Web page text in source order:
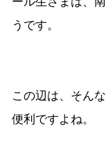
うです。
この辺は、そん
便利ですよね。